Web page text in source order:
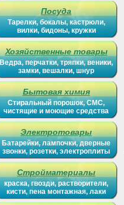
Посуда
Тарелки, бокалы, кастрюли,
вилки, бидоны, кружки
Хозяйственные товары
Ведра, перчатки, тряпки, веники,
замки, вешалки, шнур
Бытовая химия
Стиральный порошок, СМС,
чистящие и моющие средства
Электротовары
Батарейки, лампочки, дверные
звонки, розетки, электроплиты
Стройматериалы
краска, гвозди, растворители,
кисти, пена монтажная, лаки